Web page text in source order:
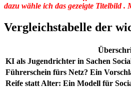
dazu wähle ich das gezeigte Titelbild
Vergleichstabelle der
KI als Jugendrichter in Sachen
Führerschein fürs Netz? Ein
Reife statt Alter: Ein Modell für